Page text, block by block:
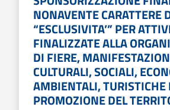
NONAVENTE CARATTERE
“ESCLUSIVITA’” PER
FINALIZZATE ALLA
DI FIERE,
CULTURALI, SOCIALI,
AMBIENTALI, TURISTICHE
PROMOZIONE DEL